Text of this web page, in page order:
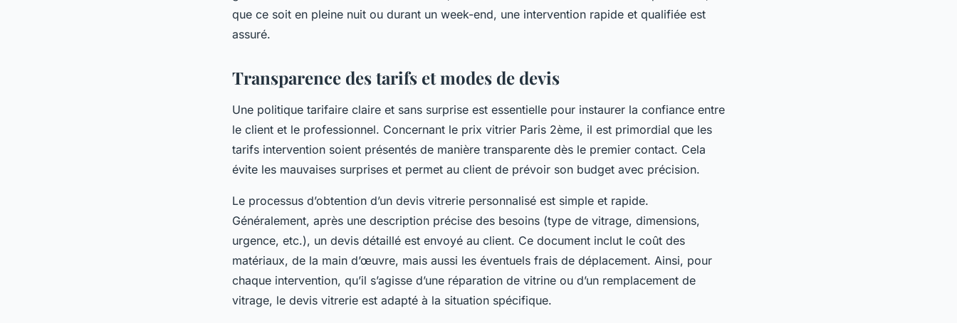
que ce soit en pleine nuit ou durant un week-end, une intervention rapide et qualifiée est
assuré.
Transparence des tarifs et modes de devis
Une politique tarifaire claire et sans surprise est essentielle pour instaurer la confiance entre
le client et le professionnel. Concernant le prix vitrier Paris 2ème, il est primordial que les
tarifs intervention soient présentés de manière transparente dès le premier contact. Cela
évite les mauvaises surprises et permet au client de prévoir son budget avec précision.
Le processus d’obtention d’un devis vitrerie personnalisé est simple et rapide.
Généralement, après une description précise des besoins (type de vitrage, dimensions,
urgence, etc.), un devis détaillé est envoyé au client. Ce document inclut le coût des
matériaux, de la main d’œuvre, mais aussi les éventuels frais de déplacement. Ainsi, pour
chaque intervention, qu’il s’agisse d’une réparation de vitrine ou d’un remplacement de
vitrage, le devis vitrerie est adapté à la situation spécifique.